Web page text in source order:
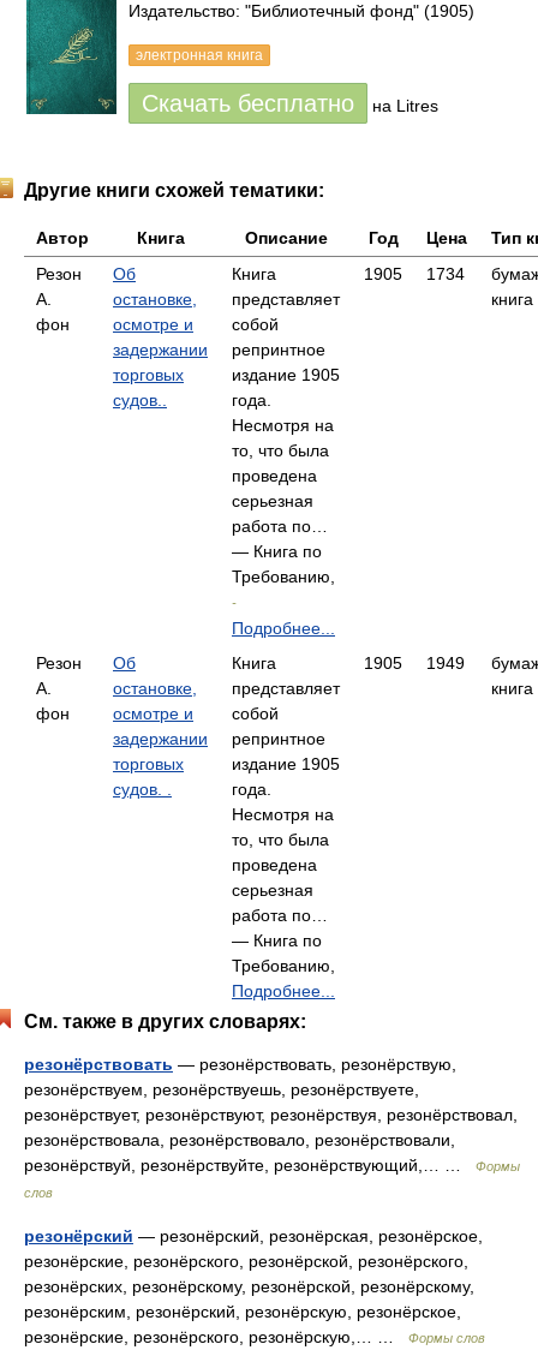
Издательство: "Библиотечный фонд" (1905)
электронная книга
Скачать бесплатно на Litres
Другие книги схожей тематики:
Автор Книга Описание Год Цена
Тип
Резон
А.
фон
Об
остановке,
осмотре и
задержании
торговых
судов..
Книга
представляет
собой
репринтное
издание 1905
года.
Несмотря на
то, что была
проведена
серьезная
работа по…
— Книга по
Требованию,
-
Подробнее...
1905 1734
книга
Резон
А.
фон
Об
остановке,
осмотре и
задержании
торговых
судов. .
Книга
представляет
собой
репринтное
издание 1905
года.
Несмотря на
то, что была
проведена
серьезная
работа по…
— Книга по
Требованию,
Подробнее...
1905 1949
книга
См. также в других словарях:
резонёрствовать — резонёрствовать, резонёрствую,
резонёрствуем, резонёрствуешь, резонёрствуете,
резонёрствует, резонёрствуют, резонёрствуя, резонёрствовал,
резонёрствовала, резонёрствовало, резонёрствовали,
резонёрствуй, резонёрствуйте, резонёрствующий,… …
Формы
слов
резонёрский — резонёрский, резонёрская, резонёрское,
резонёрские, резонёрского, резонёрской, резонёрского,
резонёрских, резонёрскому, резонёрской, резонёрскому,
резонёрским, резонёрский, резонёрскую, резонёрское,
резонёрские, резонёрского, резонёрскую,… …
Формы слов